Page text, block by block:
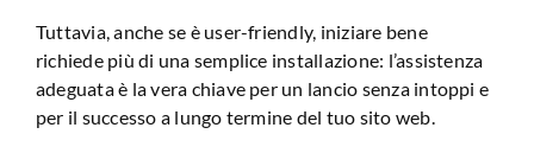
Tuttavia, anche se è user-friendly, iniziare bene
richiede più di una semplice installazione: l’assistenza
adeguata è la vera chiave per un lancio senza intoppi e
per il successo a lungo termine del tuo sito web.